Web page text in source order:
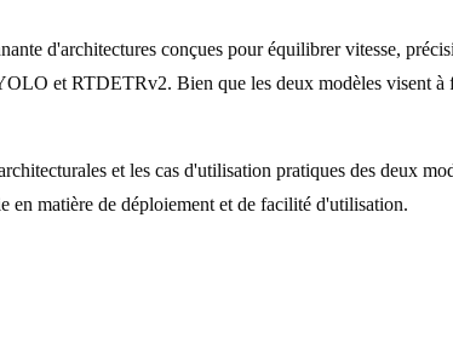
d'architectures conçues pour équilibrer vitesse,
et RTDETRv2. Bien que les deux modèles visent
et les cas d'utilisation pratiques des deux
en matière de déploiement et de facilité d'utilisation.